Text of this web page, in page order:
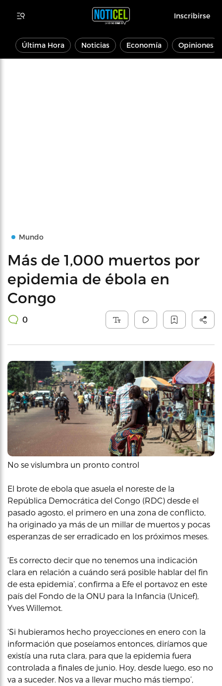
Inscribirse
Última Hora Noticias Economía Opiniones
Mundo
Más de 1,000 muertos por
epidemia de ébola en
Congo
0
No se vislumbra un pronto control
El brote de ebola que asuela el noreste de la
República Democrática del Congo (RDC) desde el
pasado agosto, el primero en una zona de conflicto,
ha originado ya más de un millar de muertos y pocas
esperanzas de ser erradicado en los próximos meses.
‘Es correcto decir que no tenemos una indicación
clara en relación a cuándo será posible hablar del fin
de esta epidemia’, confirma a Efe el portavoz en este
país del Fondo de la ONU para la Infancia (Unicef),
Yves Willemot.
‘Si hubieramos hecho proyecciones en enero con la
información que poseíamos entonces, diríamos que
existía una ruta clara, para que la epidemia fuera
controlada a finales de junio. Hoy, desde luego, eso no
va a suceder. Nos va a llevar mucho más tiempo’,